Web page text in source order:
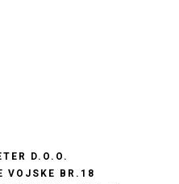
D.O.O.
VOJSKE BR.18